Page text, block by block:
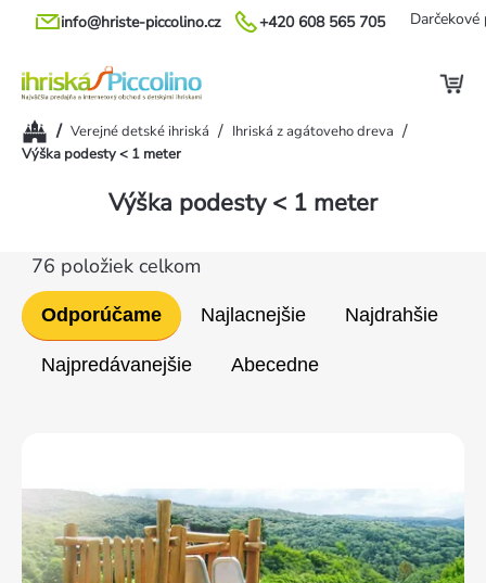
Prejsť
+420 608 565 705
info@hriste-piccolino.cz Darčekové
Domov
/ Verejné detské ihriská / Ihriská z agátoveho dreva /
Výška podesty < 1 meter
Výška podesty < 1 meter
Radenie
produktov
Odporúčame Najlacnejšie Najdrahšie
Najpredávanejšie Abecedne
76 položiek celkom
produktov